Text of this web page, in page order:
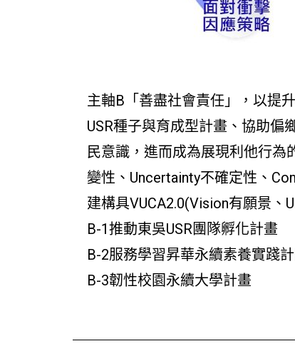
主軸B「善盡社會責任」，以提
USR種子與育成型計畫、協助
民意識，進而成為展現利他行為
變性、Uncertainty不確定性、
建構具VUCA2.0(Vision有願景、
B-1推動東吳USR團隊孵化計畫
B-2服務學習昇華永續素養實踐
B-3韌性校園永續大學計畫